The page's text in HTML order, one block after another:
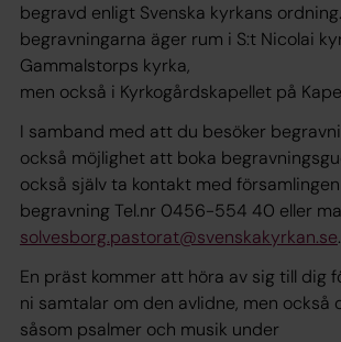
begravd enligt Svenska kyrkans
begravningarna äger rum i S:t Nicolai
Gammalstorps kyrka,
men också i Kyrkogårdskapellet på
I samband med att du besöker
också möjlighet att boka
också själv ta kontakt med
begravning Tel.nr 0456-554 40 eller
solvesborg.pastorat@svenskakyrkan.se.
En präst kommer att höra av sig till dig
ni samtalar om den avlidne, men också
såsom psalmer och musik under